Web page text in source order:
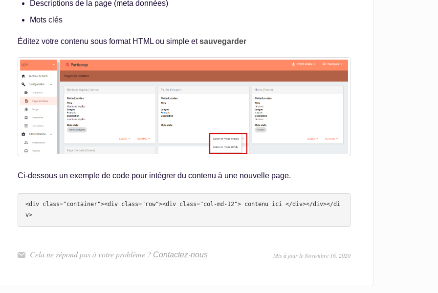
Descriptions de la page (meta données)
Mots clés
Éditez votre contenu sous format HTML ou simple etsauvegarder
Ci-dessous un exemple de code pour intégrer du contenu à une nouvelle page.
<div class="container"><div class="row"><div class="col-md-12"> contenu ici </div></div></di
v>
Cela ne répond pas à votre problème ? Contactez-nous Mis à jour le Novembre 16, 2020